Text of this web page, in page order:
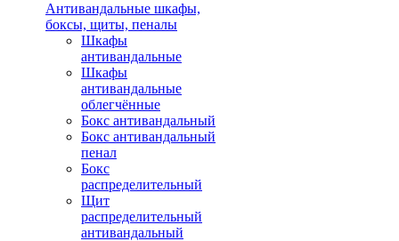
Антивандальные шкафы,
боксы, щиты, пеналы
Шкафы
антивандальные
Шкафы
антивандальные
облегчённые
Бокс антивандальный
Бокс антивандальный
пенал
Бокс
распределительный
Щит
распределительный
антивандальный